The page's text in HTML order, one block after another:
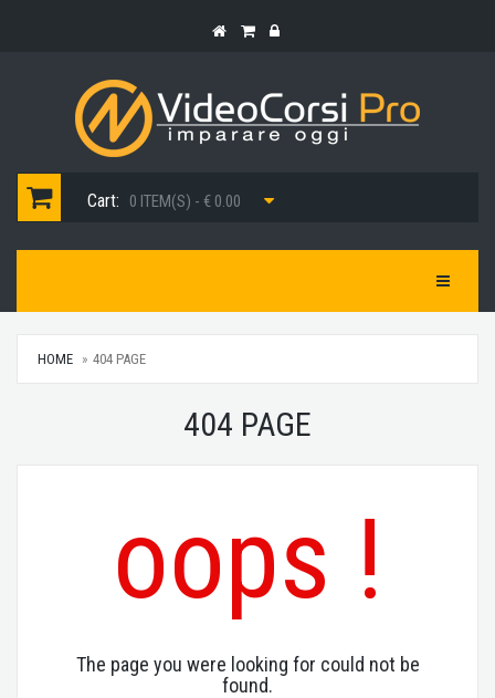
Cart: 0 ITEM(S) - € 0.00
Toggle
HOME 404 PAGE
404 PAGE
oops !
The page you were looking for could not be
found.